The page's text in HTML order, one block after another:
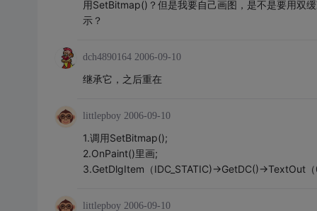
用SetBitmap()？但是我要自己画图，是不是要用双
示？
dch4890164 2006-09-10
继承它，之后重在
littlepboy 2006-09-10
1.调用SetBitmap();
2.OnPaint()里画;
3.GetDlgItem（IDC_STATIC)->GetDC()->TextOut（
littlepboy 2006-09-10